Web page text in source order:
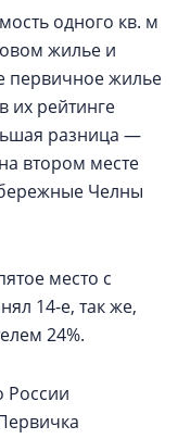
одного кв. м
жилье и
первичное жилье
их рейтинге
разница —
втором месте
Челны
место с
14-е, так же,
24%.
России